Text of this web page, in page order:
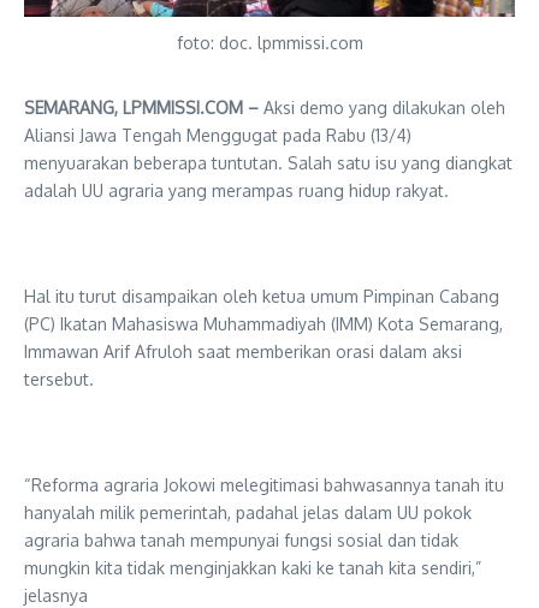
foto: doc. lpmmissi.com
SEMARANG, LPMMISSI.COM – Aksi demo yang dilakukan oleh
Aliansi Jawa Tengah Menggugat pada Rabu (13/4)
menyuarakan beberapa tuntutan. Salah satu isu yang diangkat
adalah UU agraria yang merampas ruang hidup rakyat.
Hal itu turut disampaikan oleh ketua umum Pimpinan Cabang
(PC) Ikatan Mahasiswa Muhammadiyah (IMM) Kota Semarang,
Immawan Arif Afruloh saat memberikan orasi dalam aksi
tersebut.
“Reforma agraria Jokowi melegitimasi bahwasannya tanah itu
hanyalah milik pemerintah, padahal jelas dalam UU pokok
agraria bahwa tanah mempunyai fungsi sosial dan tidak
mungkin kita tidak menginjakkan kaki ke tanah kita sendiri,”
jelasnya